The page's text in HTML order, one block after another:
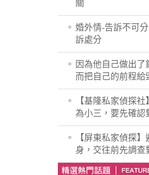
關
婚外情-告訴不可
訴處分
因為他自己做出了
而把自己的前程給
【基隆私家偵探
為小三，要先確認
【屏東私家偵探
身，交往前先調查